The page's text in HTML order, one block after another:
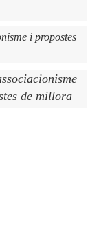
i propostes
de millora